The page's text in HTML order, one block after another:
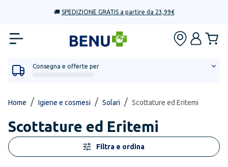
🚚 SPEDIZIONE GRATIS a partire da 23,99€
Consegna e offerte per
Home / Igiene e cosmesi / Solari / Scottature ed Eritemi
Scottature ed Eritemi
Filtra e ordina